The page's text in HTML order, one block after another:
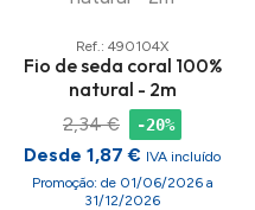
Ref.: 490104X
Fio de seda coral 100%
natural - 2m
2,34 € -20%
Desde 1,87 € IVA incluído
Promoção: de 01/06/2026 a
31/12/2026